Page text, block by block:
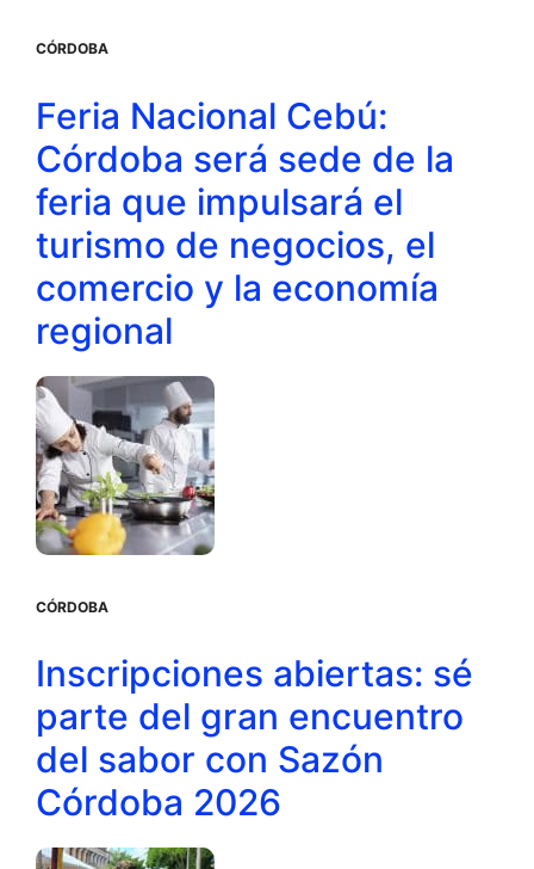
CÓRDOBA
Feria Nacional Cebú:
Córdoba será sede de la
feria que impulsará el
turismo de negocios, el
comercio y la economía
regional
CÓRDOBA
Inscripciones abiertas: sé
parte del gran encuentro
del sabor con Sazón
Córdoba 2026